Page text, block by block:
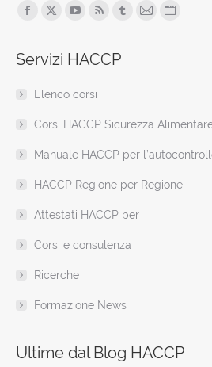
Find us on:
Facebook
opens
new
window
X
opens
new
window
opens
new
window
opens
window
Tumblr
window
Mail
window
Sito
new
Servizi HACCP
Elenco corsi
Corsi HACCP Sicurezza
Manuale HACCP per
HACCP Regione per Regione
Attestati HACCP per
Corsi e consulenza
Ricerche
Formazione News
Ultime dal Blog HACCP